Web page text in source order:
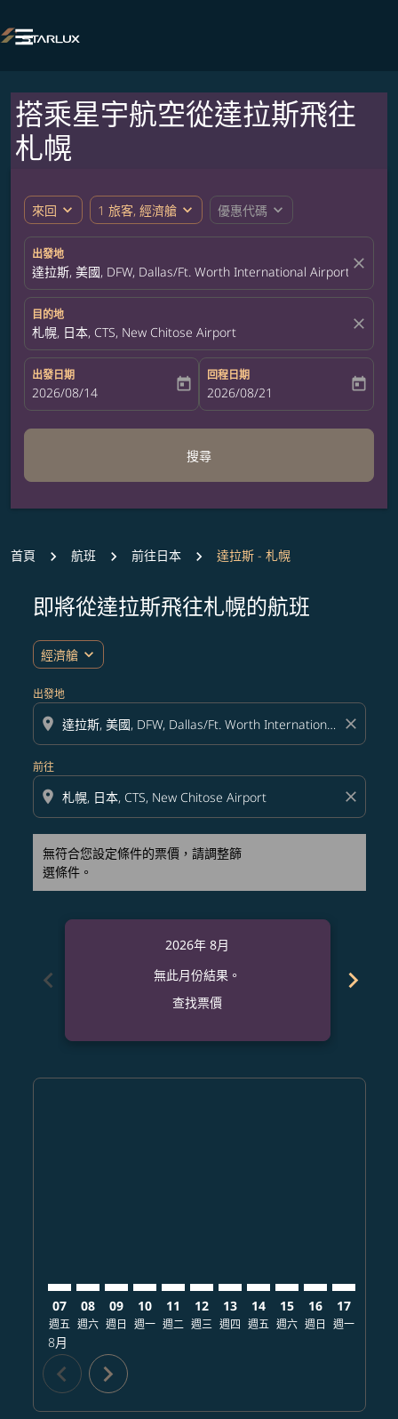

搭乘星宇航空從達拉斯飛往
札幌
來回 expand_more 1 旅客, 經濟艙 expand_more 優惠代碼 expand_more
出發地
達拉斯, 美國, DFW, Dallas/Ft. Worth International Airport close
目的地
札幌, 日本, CTS, New Chitose Airport close
出發日期
fc-booking-departure-date-aria-label
2026/08/14 today
回程日期
fc-booking-return-date-aria-label
2026/08/21 today
搜尋
首頁 航班 前往日本 達拉斯 - 札幌
即將從達拉斯飛往札幌的航班
經濟艙 expand_more
出發地
location_on close
前往
location_on close
無符合您設定條件的票價，請調整篩
選條件。
無符合您設定條件的票價，請調整篩選條件。
chevron_left
2026年 8月
無此月份結果。
查找票價
chevron_right
07
週五
8月
08
週六
09
週日
10
週一
11
週二
12
週三
13
週四
14
週五
15
週六
16
週日
17
週一
chevron_left chevron_right